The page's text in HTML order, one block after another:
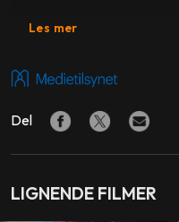
Paul Bettany
FORFATTER
Jeremy Thomas
Les mer
Del
LIGNENDE FILMER